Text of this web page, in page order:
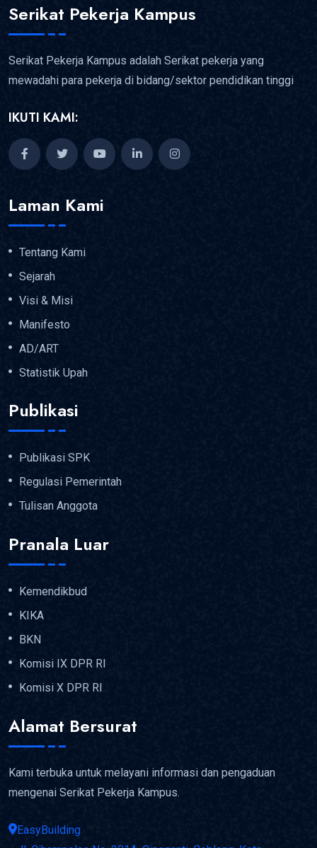
Serikat Pekerja Kampus
Serikat Pekerja Kampus adalah Serikat pekerja yang
mewadahi para pekerja di bidang/sektor pendidikan tinggi
IKUTI KAMI:
Laman Kami
Tentang Kami
Sejarah
Visi & Misi
Manifesto
AD/ART
Statistik Upah
Publikasi
Publikasi SPK
Regulasi Pemerintah
Tulisan Anggota
Pranala Luar
Kemendikbud
KIKA
BKN
Komisi IX DPR RI
Komisi X DPR RI
Alamat Bersurat
Kami terbuka untuk melayani informasi dan pengaduan
mengenai Serikat Pekerja Kampus.
EasyBuilding